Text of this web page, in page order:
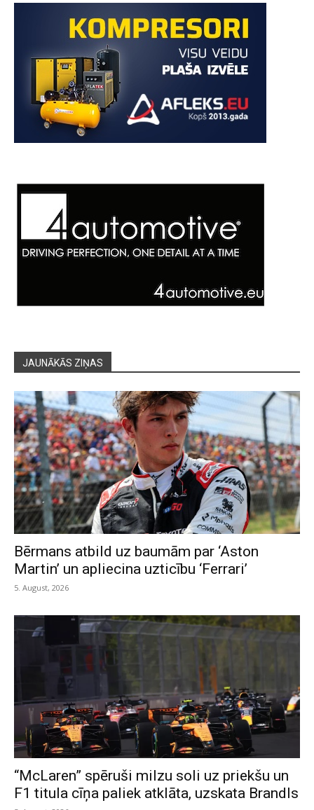
JAUNĀKĀS ZIŅAS
Bērmans atbild uz baumām par ‘Aston
Martin’ un apliecina uzticību ‘Ferrari’
5. August, 2026
“McLaren” spēruši milzu soli uz priekšu un
F1 titula cīņa paliek atklāta, uzskata Brandls